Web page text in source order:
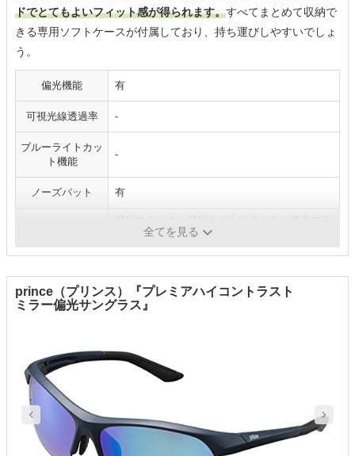
ドでとてもよいフィット感が得られます。すべてまとめて収納で
きる専用ソフトケースが付属しており、持ち運びしやすいでしょ
う。
偏光機能 有
可視光線透過率 -
ブルーライトカッ
ト機能
-
ノーズパット 有
ウン、ダークレッドリボミラー、クリア
全てを見る
prince（プリンス）『プレミアハイコントラスト
ミラー偏光サングラス』